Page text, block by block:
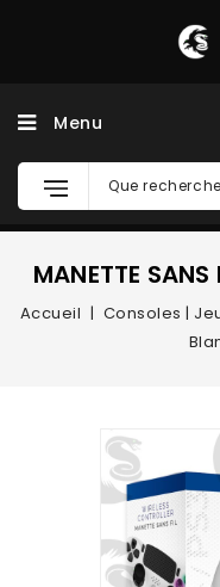
Menu
MANETTE
Accueil Consoles |